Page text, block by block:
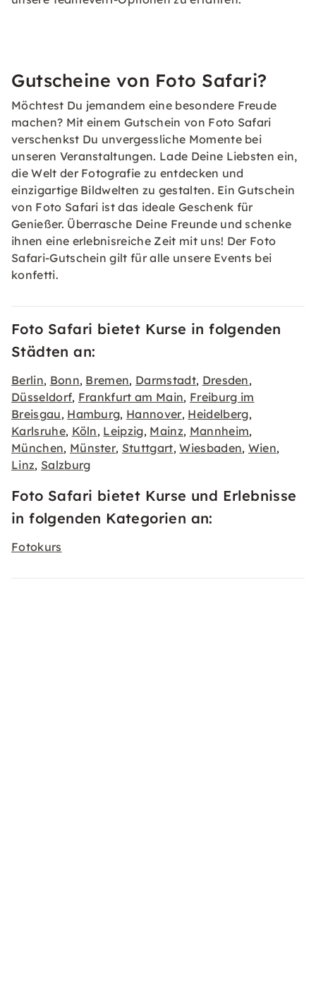
Gutscheine von Foto Safari?
Möchtest Du jemandem eine besondere Freude
machen? Mit einem Gutschein von Foto Safari
verschenkst Du unvergessliche Momente bei
unseren Veranstaltungen. Lade Deine Liebsten ein,
die Welt der Fotografie zu entdecken und
einzigartige Bildwelten zu gestalten. Ein Gutschein
von Foto Safari ist das ideale Geschenk für
Genießer. Überrasche Deine Freunde und schenke
ihnen eine erlebnisreiche Zeit mit uns! Der Foto
Safari-Gutschein gilt für alle unsere Events bei
konfetti.
Foto Safari bietet Kurse in folgenden
Städten an:
Berlin, Bonn, Bremen, Darmstadt, Dresden,
Düsseldorf, Frankfurt am Main, Freiburg im
Breisgau, Hamburg, Hannover, Heidelberg,
Karlsruhe, Köln, Leipzig, Mainz, Mannheim,
München, Münster, Stuttgart,Wiesbaden, Wien,
Linz, Salzburg
Foto Safari bietet Kurse und Erlebnisse
in folgenden Kategorien an:
Fotokurs